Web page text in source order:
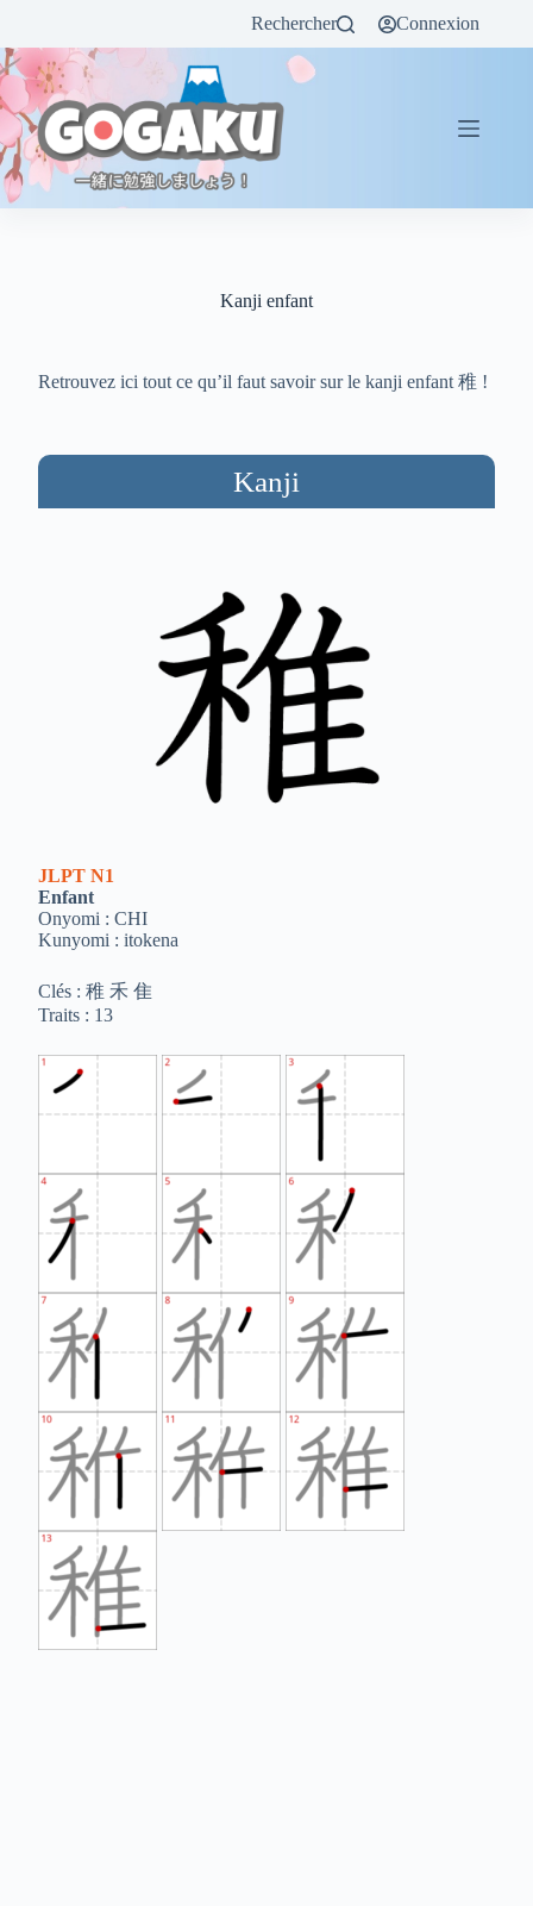
Rechercher Connexion
Kanji enfant
Retrouvez ici tout ce qu’il faut savoir sur le kanji enfant 稚 !
Kanji
JLPT N1
Enfant
Onyomi : CHI
Kunyomi : itokena
Clés : 稚 禾 隹
Traits : 13